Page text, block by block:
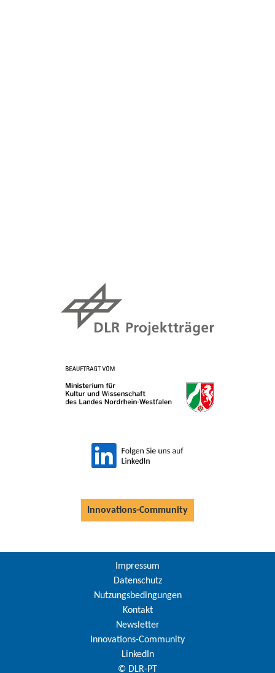
Innovations-Community
Impressum
Datenschutz
Nutzungsbedingungen
Kontakt
Newsletter
Innovations-Community
LinkedIn
© DLR-PT